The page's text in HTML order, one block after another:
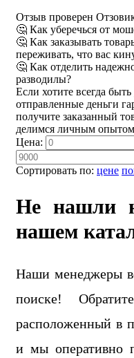
Отзыв проверен
🤔 Как уберечься от
🤔 Как заказывать
переживать, что вас
🤔 Как отделить
разводилы?
Если хотите всегда
отправленные деньги
получите заказанный
делимся личным
Сортировать по: цене
Цена:
Не нашли
нашем
Наши менеджеры
поиске!
расположенный в
и мы оперативно